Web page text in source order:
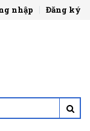
nhập Đăng ký